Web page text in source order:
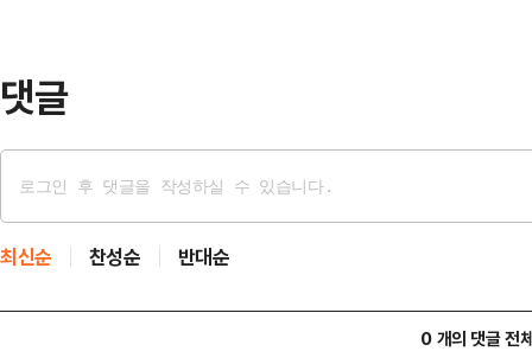
안장된 413 묘역을 찾아 참배했다.
일 먼저 채 상병 묘역을 참배하고
다는 마음으…
댓글
최신순 찬성순 반대순
0 개의 댓글 전